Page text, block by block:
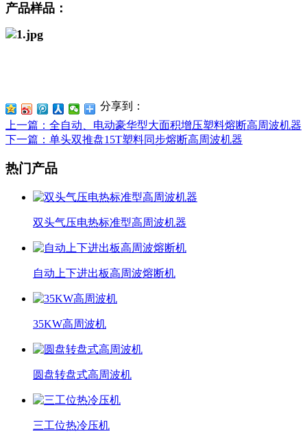
产品样品：
分享到：
上一篇 ：全自动、电动豪华型大面积增压塑料熔断高周波机器
下一篇 ：单头双推盘15T塑料同步熔断高周波机器
热门产品
双头气压电热标准型高周波机器
自动上下进出板高周波熔断机
35KW高周波机
圆盘转盘式高周波机
三工位热冷压机